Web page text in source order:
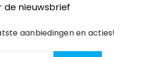
de nieuwsbrief
aanbiedingen en acties!